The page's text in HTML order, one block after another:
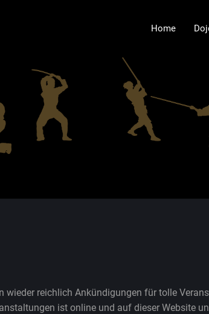
Home
reichlich Ankündigungen für tolle
ist online und auf dieser Website